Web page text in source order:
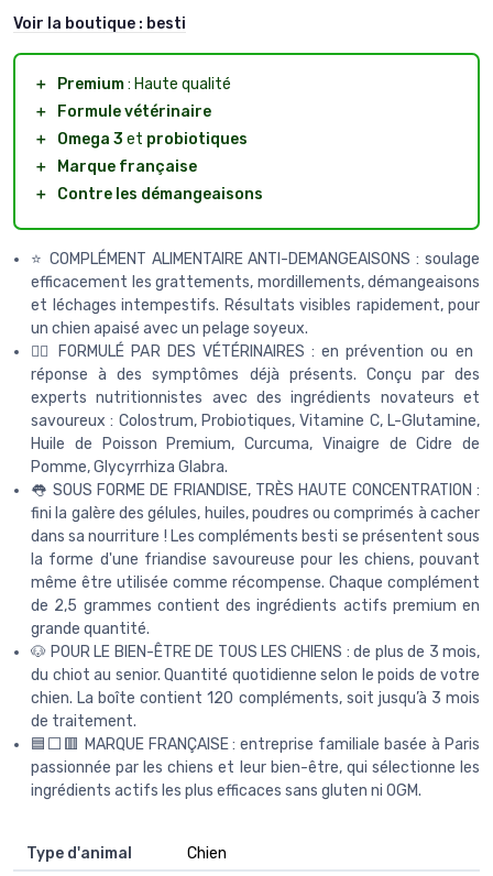
Voir la boutique : besti
＋ Premium: Haute qualité
＋
Formule vétérinaire
＋
Omega 3 et probiotiques
＋
Marque française
＋
Contre les démangeaisons
⭐ COMPLÉMENT ALIMENTAIRE ANTI-DEMANGEAISONS : soulage
efficacement les grattements, mordillements, démangeaisons
et léchages intempestifs. Résultats visibles rapidement, pour
un chien apaisé avec un pelage soyeux.
👩‍⚕️ FORMULÉ PAR DES VÉTÉRINAIRES : en prévention ou en
réponse à des symptômes déjà présents. Conçu par des
experts nutritionnistes avec des ingrédients novateurs et
savoureux : Colostrum, Probiotiques, Vitamine C, L-Glutamine,
Huile de Poisson Premium, Curcuma, Vinaigre de Cidre de
Pomme, Glycyrrhiza Glabra.
👅 SOUS FORME DE FRIANDISE, TRÈS HAUTE CONCENTRATION :
fini la galère des gélules, huiles, poudres ou comprimés à cacher
dans sa nourriture ! Les compléments besti se présentent sous
la forme d'une friandise savoureuse pour les chiens, pouvant
même être utilisée comme récompense. Chaque complément
de 2,5 grammes contient des ingrédients actifs premium en
grande quantité.
🐶 POUR LE BIEN-ÊTRE DE TOUS LES CHIENS : de plus de 3 mois,
du chiot au senior. Quantité quotidienne selon le poids de votre
chien. La boîte contient 120 compléments, soit jusqu’à 3 mois
de traitement.
🟦⬜🟥 MARQUE FRANÇAISE : entreprise familiale basée à Paris
passionnée par les chiens et leur bien-être, qui sélectionne les
ingrédients actifs les plus efficaces sans gluten ni OGM.
Type d'animal
‎Chien